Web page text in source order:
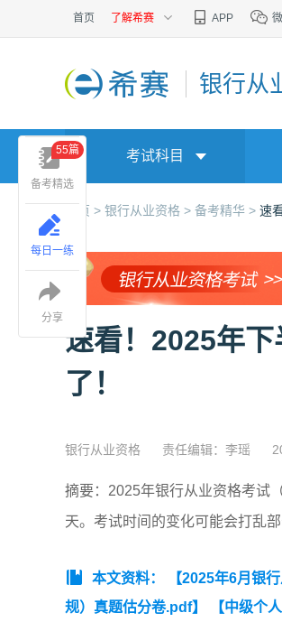
首页 了解希赛 APP
银行从
考试科目
首页 > 银行从业资格 > 备考精华 > 速
速看！2025年
了！
银行从业资格 责任编辑：李瑶
摘要：​2025年银行从业资格考试
天。考试时间的变化可能会打乱
本文资料： 【2025年6月银
规）真题估分卷.pdf】
【中级个
备考精选
55篇
每日一练
分享